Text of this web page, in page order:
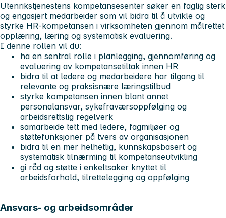
Utenrikstjenestens kompetansesenter søker en faglig sterk
og engasjert medarbeider som vil bidra til å utvikle og
styrke HR-kompetansen i virksomheten gjennom målrettet
opplæring, læring og systematisk evaluering.
I denne rollen vil du:
ha en sentral rolle i planlegging, gjennomføring og
evaluering av kompetansetiltak innen HR
bidra til at ledere og medarbeidere har tilgang til
relevante og praksisnære læringstilbud
styrke kompetansen innen blant annet
personalansvar, sykefraværsoppfølging og
arbeidsrettslig regelverk
samarbeide tett med ledere, fagmiljøer og
støttefunksjoner på tvers av organisasjonen
bidra til en mer helhetlig, kunnskapsbasert og
systematisk tilnærming til kompetanseutvikling
gi råd og støtte i enkeltsaker knyttet til
arbeidsforhold, tilrettelegging og oppfølging
Ansvars- og arbeidsområder